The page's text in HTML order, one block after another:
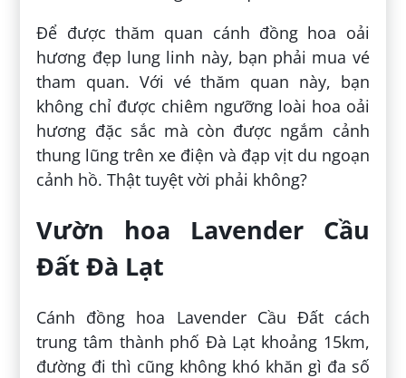
Để được thăm quan cánh đồng hoa oải
hương đẹp lung linh này, bạn phải mua vé
tham quan. Với vé thăm quan này, bạn
không chỉ được chiêm ngưỡng loài hoa oải
hương đặc sắc mà còn được ngắm cảnh
thung lũng trên xe điện và đạp vịt du ngoạn
cảnh hồ. Thật tuyệt vời phải không?
Vườn hoa Lavender Cầu
Đất Đà Lạt
Cánh đồng hoa Lavender Cầu Đất cách
trung tâm thành phố Đà Lạt khoảng 15km,
đường đi thì cũng không khó khăn gì đa số